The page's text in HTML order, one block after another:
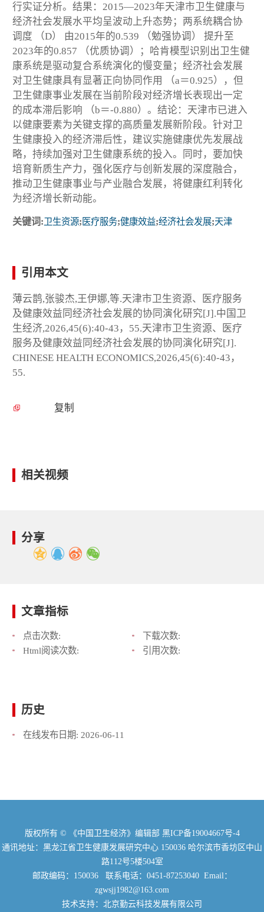
行实证分析。结果：2015—2023年天津市卫生健康与
经济社会发展水平均呈波动上升态势；两系统耦合协
调度 （D） 由2015年的0.539 （勉强协调） 提升至
2023年的0.857 （优质协调）；哈肯模型识别出卫生健
康系统是驱动复合系统演化的慢变量；经济社会发展
对卫生健康具有显著正向协同作用 （a＝0.925），但
卫生健康事业发展在当前阶段对经济增长表现出一定
的成本滞后影响 （b＝-0.880）。结论：天津市已进入
以健康要素为关键支撑的高质量发展新阶段。针对卫
生健康投入的经济滞后性，建议实施健康优先发展战
略，持续加强对卫生健康系统的投入。同时，要加快
培育新质生产力，强化医疗与创新发展的深度融合，
推动卫生健康事业与产业融合发展，将健康红利转化
为经济增长新动能。
关键词:卫生资源; 医疗服务;健康效益;经济社会发展;天津
引用本文
薄云鹊,张骏杰,王伊娜,等.天津市卫生资源、医疗服务
及健康效益同经济社会发展的协同演化研究[J].中国卫
生经济,2026,45(6):40-43，55.天津市卫生资源、医疗
服务及健康效益同经济社会发展的协同演化研究[J].
CHINESE HEALTH ECONOMICS,2026,45(6):40-43，
55.
复制
相关视频
分享
文章指标
点击次数:
下载次数:
Html阅读次数:
引用次数:
历史
在线发布日期: 2026-06-11
版权所有 © 《中国卫生经济》编辑部 黑ICP备19004667号-4
通讯地址：黑龙江省卫生健康发展研究中心 150036 哈尔滨市香坊区中山
路112号5楼504室
邮政编码：150036 联系电话：0451-87253040 Email：
zgwsjj1982@163.com
技术支持：北京勤云科技发展有限公司